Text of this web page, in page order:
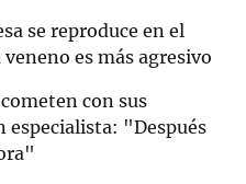
se reproduce en el
es más agresivo
con sus
especialista: "Después